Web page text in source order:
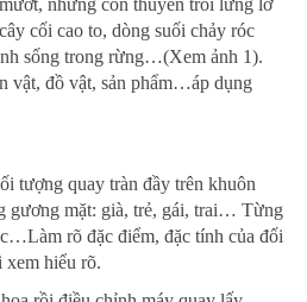
những con thuyền trôi lững lờ
cối cao to, dòng suối chảy róc
sống trong rừng…(Xem ảnh 1).
vật, đồ vật, sản phẩm…áp dụng
tượng quay tràn đầy trên khuôn
gương mặt: già, trẻ, gái, trai… Từng
rõ đặc điểm, đặc tính của đối
xem hiểu rõ.